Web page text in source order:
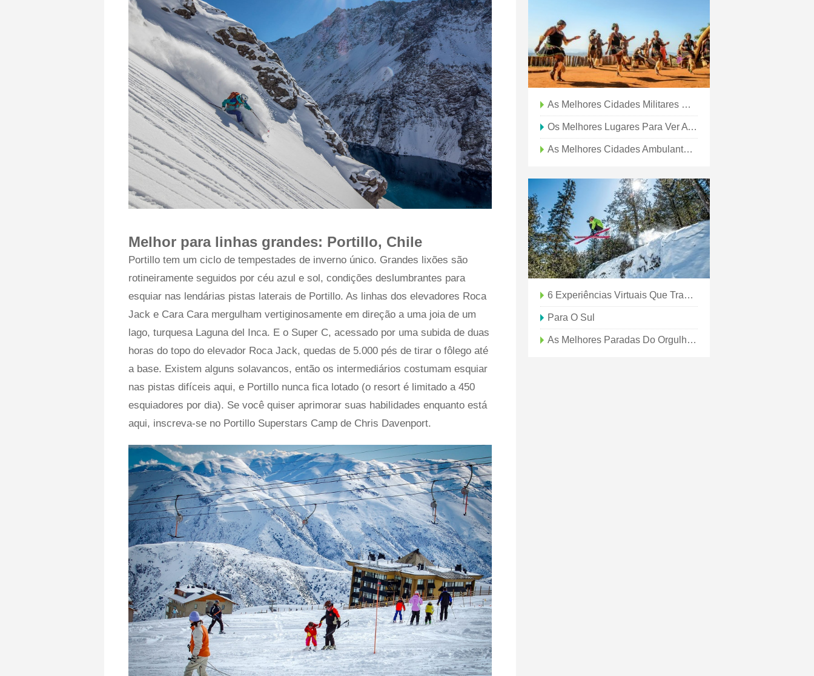
Melhor para linhas grandes: Portillo, Chile
Portillo tem um ciclo de tempestades de inverno único. Grandes lixões são
rotineiramente seguidos por céu azul e sol, condições deslumbrantes para
esquiar nas lendárias pistas laterais de Portillo. As linhas dos elevadores Roca
Jack e Cara Cara mergulham vertiginosamente em direção a uma joia de um
lago, turquesa Laguna del Inca. E o Super C, acessado por uma subida de duas
horas do topo do elevador Roca Jack, quedas de 5.000 pés de tirar o fôlego até
a base. Existem alguns solavancos, então os intermediários costumam esquiar
nas pistas difíceis aqui, e Portillo nunca fica lotado (o resort é limitado a 450
esquiadores por dia). Se você quiser aprimorar suas habilidades enquanto está
aqui, inscreva-se no Portillo Superstars Camp de Chris Davenport.
As Melhores Cidades Militares Da América
Os Melhores Lugares Para Ver A Folhagem De Outono No Sul
As Melhores Cidades Ambulantes Da América
6 Experiências Virtuais Que Trazem O Melhor De Santa Fé Até Você
Para O Sul
As Melhores Paradas Do Orgulho Da América Do Sul